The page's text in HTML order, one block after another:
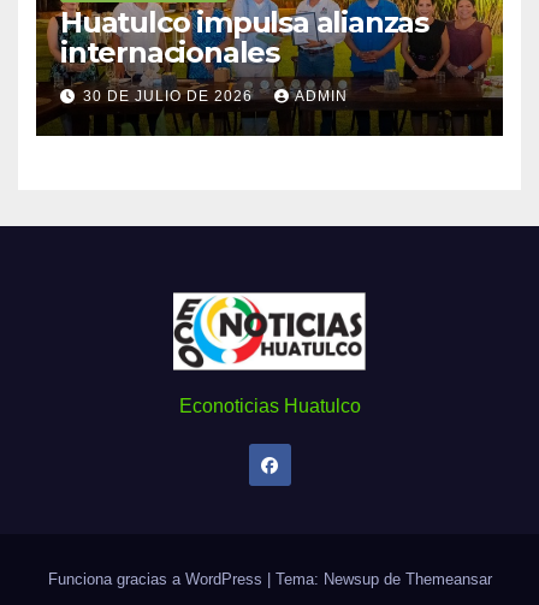
Huatulco impulsa alianzas
internacionales
30 DE JULIO DE 2026 ADMIN
Econoticias Huatulco
Funciona gracias a WordPress Tema: Newsup de Themeansar